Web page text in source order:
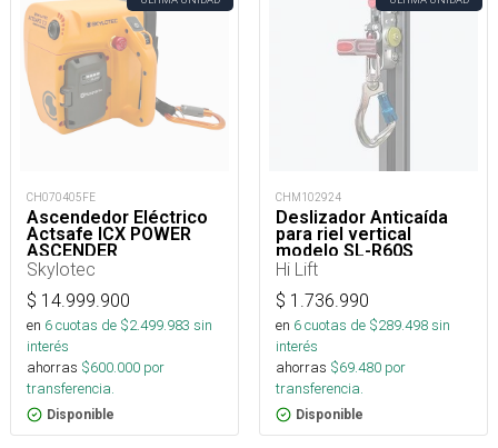
CH070405FE
Ascendedor Eléctrico
Actsafe ICX POWER
ASCENDER
Skylotec
$ 14.999.900
en 6cuotas de $2.499.983 sin
interés
ahorras $600.000 por
transferencia.
Disponible
CHM102924
Deslizador Anticaída
para riel vertical
modelo SL-R60S
removible grd. tipo Soll
Hi Lift
$ 1.736.990
en 6cuotas de $289.498sin
interés
ahorras $69.480 por
transferencia.
Disponible